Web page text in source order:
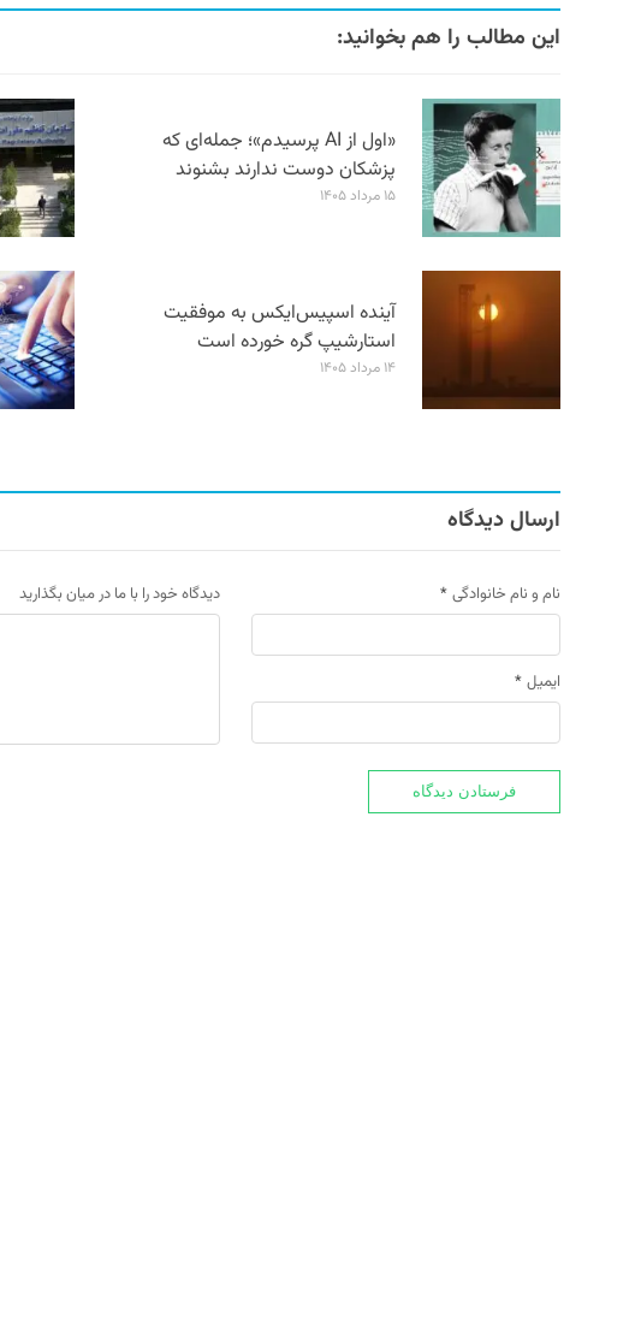
این مطالب را هم بخوانید:
«اول از AI پرسیدم»؛ جمله‌ای که
پزشکان دوست ندارند بشنوند
۱۵ مرداد ۱۴۰۵
آینده اسپیس‌ایکس به موفقیت
استارشیپ گره خورده است
۱۴ مرداد ۱۴۰۵
ارسال دیدگاه
نام و نام خانوادگی *
ایمیل *
دیدگاه خود را با ما در میان بگذارید